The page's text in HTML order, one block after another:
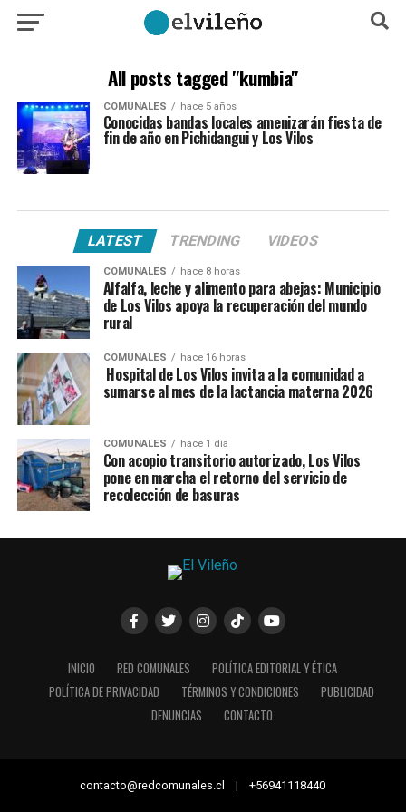
All posts tagged "kumbia"
COMUNALES hace 5 años
Conocidas bandas locales amenizarán fiesta de
fin de año en Pichidangui y Los Vilos
LATEST TRENDING VIDEOS
COMUNALES hace 8 horas
Alfalfa, leche y alimento para abejas: Municipio
de Los Vilos apoya la recuperación del mundo
rural
COMUNALES hace 16 horas
Hospital de Los Vilos invita a la comunidad a
sumarse al mes de la lactancia materna 2026
COMUNALES hace 1 día
Con acopio transitorio autorizado, Los Vilos
pone en marcha el retorno del servicio de
recolección de basuras
INICIO RED COMUNALES
POLÍTICA EDITORIAL Y ÉTICA
POLÍTICA DE PRIVACIDAD
TÉRMINOS Y CONDICIONES
PUBLICIDAD
DENUNCIAS
CONTACTO
contacto@redcomunales.cl | +56941118440